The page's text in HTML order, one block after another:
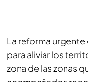
La reforma urgente
para aliviar los
zona de las zonas